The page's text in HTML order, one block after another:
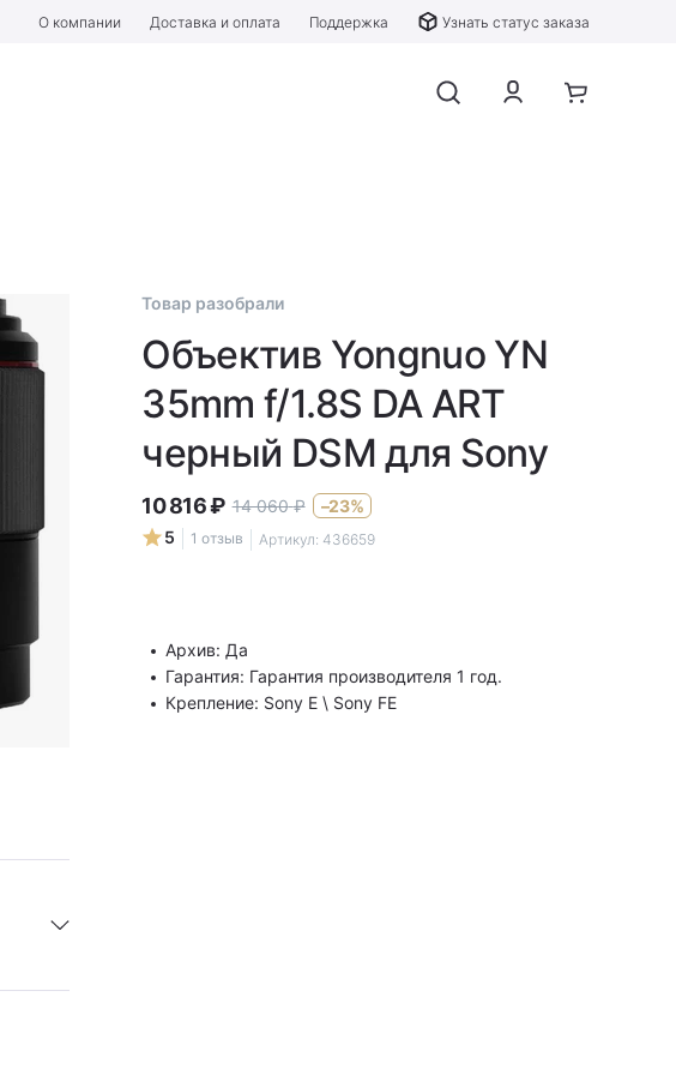
О компании Доставка и оплата Поддержка Узнать статус заказа
Товар разобрали
Объектив Yongnuo YN
35mm f/1.8S DA ART
черный DSM для Sony
10 816₽ 14 060 ₽
–23%
5
1 отзыв Артикул: 436659
Архив: Да
Гарантия: Гарантия производителя 1 год.
Крепление: Sony E \ Sony FE